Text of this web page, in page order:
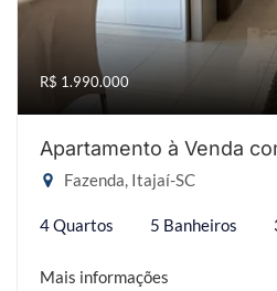
R$ 1.990.000
Apartamento à Venda
Fazenda, Itajaí-SC
4 Quartos 5 Banheiros
Mais informações